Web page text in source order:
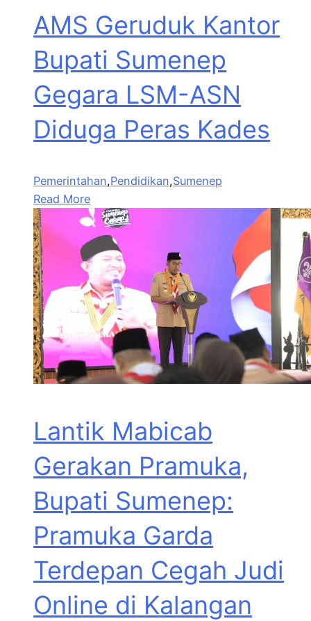
AMS Geruduk Kantor
Bupati Sumenep
Gegara LSM-ASN
Diduga Peras Kades
Pemerintahan,Pendidikan,Sumenep
Read More
Lantik Mabicab
Gerakan Pramuka,
Bupati Sumenep:
Pramuka Garda
Terdepan Cegah Judi
Online di Kalangan